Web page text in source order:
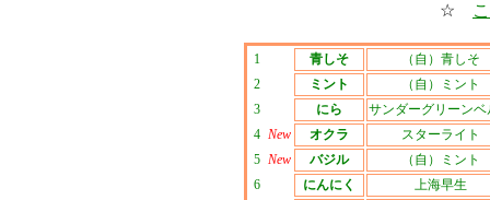
☆
1 青しそ
（自）青しそ
2
ミント
（自）ミント
3
にら
サンダーグリーンベ
4 New オクラ
スターライト
5 New バジル
（自）ミント
6
にんにく
上海早生